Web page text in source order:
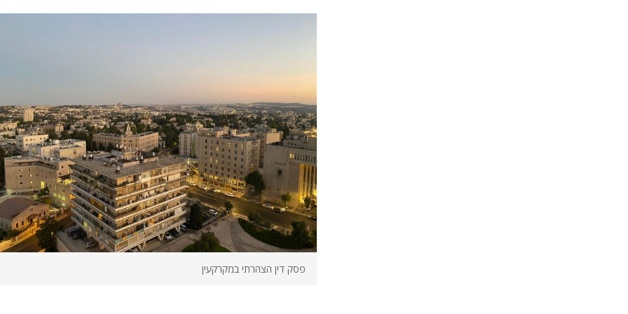
פסק דין הצהרתי במקרקעין